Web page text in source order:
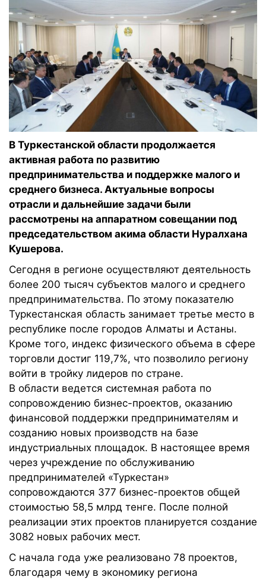
В Туркестанской области продолжается
активная работа по развитию
предпринимательства и поддержке малого и
среднего бизнеса. Актуальные вопросы
отрасли и дальнейшие задачи были
рассмотрены на аппаратном совещании под
председательством акима области Нуралхана
Кушерова.
Сегодня в регионе осуществляют деятельность
более 200 тысяч субъектов малого и среднего
предпринимательства. По этому показателю
Туркестанская область занимает третье место в
республике после городов Алматы и Астаны.
Кроме того, индекс физического объема в сфере
торговли достиг 119,7%, что позволило региону
войти в тройку лидеров по стране.
В области ведется системная работа по
сопровождению бизнес-проектов, оказанию
финансовой поддержки предпринимателям и
созданию новых производств на базе
индустриальных площадок. В настоящее время
через учреждение по обслуживанию
предпринимателей «Туркестан»
сопровождаются 377 бизнес-проектов общей
стоимостью 58,5 млрд тенге. После полной
реализации этих проектов планируется создание
3082 новых рабочих мест.
С начала года уже реализовано 78 проектов,
благодаря чему в экономику региона